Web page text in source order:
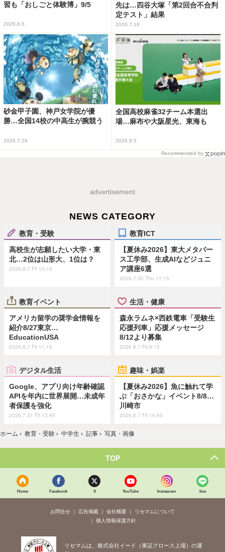
習も「おしごと体験博」9/5
2026.8.6
先は…四谷大塚「第2回合不合判
定テスト」結果
2026.7.16
砂金甲子園、神戸女学院が優
勝…全国14校の中高生が腕競う
2026.7.29
全国高校麻雀32チーム本選出
場…麻布や大阪星光、東海も
2026.8.5
Recommended by
advertisement
NEWS CATEGORY
教育・受験
高校生が志願したい大学・東
北…2位は山形大、1位は？
2026.8.7 Fri 10:15
教育ICT
【夏休み2026】東大メタバー
ス工学部、生成AIなどジュニ
ア講座6選
2026.7.30 Thu 11:15
教育イベント
アメリカ留学の奨学金情報を
紹介8/27東京…
EducationUSA
2026.8.7 Fri 11:15
生活・健康
森永ラムネ×西鉄電車「受験生
応援列車」応援メッセージ
8/12より募集
2026.8.7 Fri 9:15
デジタル生活
Google、アプリ向け年齢確認
APIを年内に世界展開…未成年
者保護を強化
2026.7.31 Fri 13:45
趣味・娯楽
【夏休み2026】魚に触れて学
ぶ「おさかな」イベント8/8…
川崎市
2026.8.7 Fri 10:45
ホーム › 教育・受験 › 中学生 › 記事 › 写真・画像
TOP
Home Facebook X YouTube Instagram line
お問合せ 広告掲載 会社概要
リセマムについて
個人情報保護方針
リセマムは、株式会社イード（東証グロース上場）の運